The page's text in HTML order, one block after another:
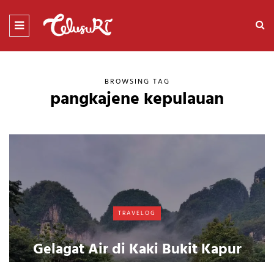
BROWSING TAG
pangkajene kepulauan
TRAVELOG
Gelagat Air di Kaki Bukit Kapur